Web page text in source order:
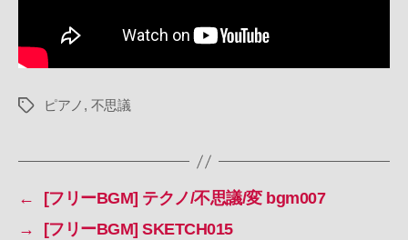
ク/
タ
ピアノ , 不思議
←
[フリーBGM] テクノ/不思議/変 bgm007
→
[フリーBGM] SKETCH015